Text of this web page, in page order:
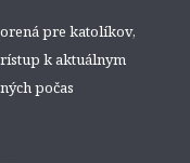
pre katolíkov,
k aktuálnym
počas